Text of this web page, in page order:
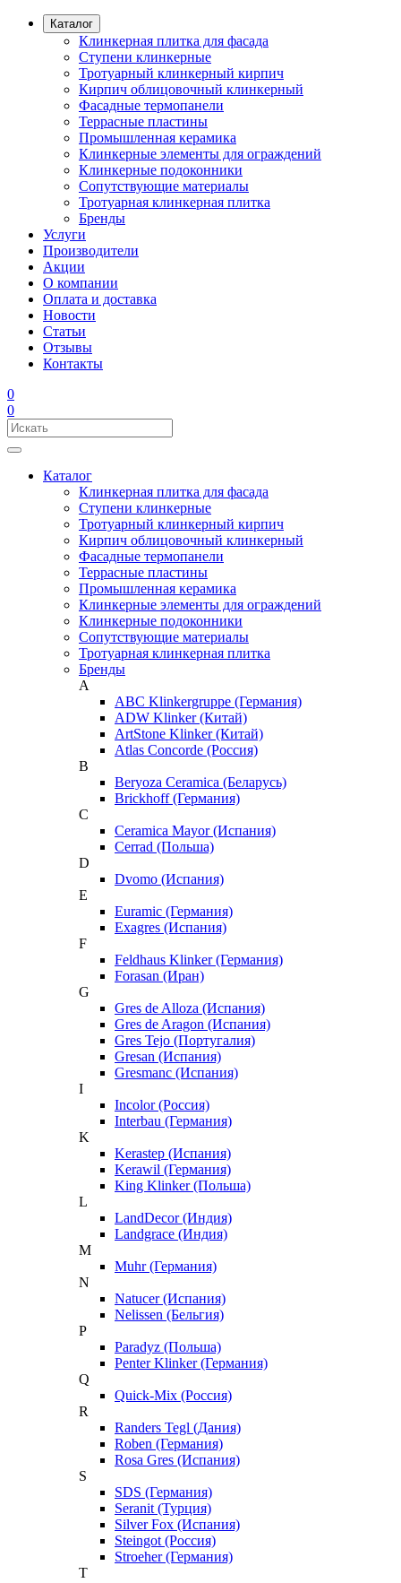
Каталог
Клинкерная плитка для фасада
Ступени клинкерные
Тротуарный клинкерный кирпич
Кирпич облицовочный клинкерный
Фасадные термопанели
Террасные пластины
Промышленная керамика
Клинкерные элементы для ограждений
Клинкерные подоконники
Сопутствующие материалы
Тротуарная клинкерная плитка
Бренды
Услуги
Производители
Акции
О компании
Оплата и доставка
Новости
Статьи
Отзывы
Контакты
0
0
Каталог
Клинкерная плитка для фасада
Ступени клинкерные
Тротуарный клинкерный кирпич
Кирпич облицовочный клинкерный
Фасадные термопанели
Террасные пластины
Промышленная керамика
Клинкерные элементы для ограждений
Клинкерные подоконники
Сопутствующие материалы
Тротуарная клинкерная плитка
Бренды
A
ABC Klinkergruppe (Германия)
ADW Klinker (Китай)
ArtStone Klinker (Китай)
Atlas Concorde (Россия)
B
Beryoza Ceramica (Беларусь)
Brickhoff (Германия)
C
Ceramica Mayor (Испания)
Cerrad (Польша)
D
Dvomo (Испания)
E
Euramic (Германия)
Exagres (Испания)
F
Feldhaus Klinker (Германия)
Forasan (Иран)
G
Gres de Alloza (Испания)
Gres de Aragon (Испания)
Gres Tejo (Португалия)
Gresan (Испания)
Gresmanc (Испания)
I
Incolor (Россия)
Interbau (Германия)
K
Kerastep (Испания)
Kerawil (Германия)
King Klinker (Польша)
L
LandDecor (Индия)
Landgrace (Индия)
M
Muhr (Германия)
N
Natucer (Испания)
Nelissen (Бельгия)
P
Paradyz (Польша)
Penter Klinker (Германия)
Q
Quick-Mix (Россия)
R
Randers Tegl (Дания)
Roben (Германия)
Rosa Gres (Испания)
S
SDS (Германия)
Seranit (Турция)
Silver Fox (Испания)
Steingot (Россия)
Stroeher (Германия)
T